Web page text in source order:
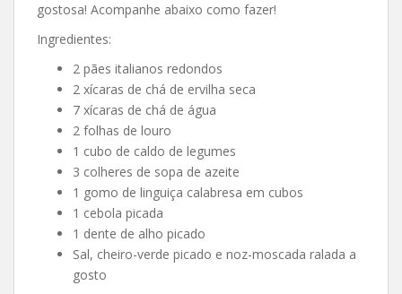
gostosa! Acompanhe abaixo como fazer!
Ingredientes:
2 pães italianos redondos
2 xícaras de chá de ervilha seca
7 xícaras de chá de água
2 folhas de louro
1 cubo de caldo de legumes
3 colheres de sopa de azeite
1 gomo de linguiça calabresa em cubos
1 cebola picada
1 dente de alho picado
Sal, cheiro-verde picado e noz-moscada ralada a
gosto